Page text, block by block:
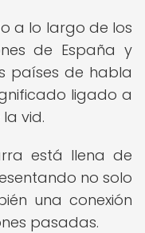
a lo largo de los
de España y
países de habla
ligado a
vid.
está llena de
no solo
una conexión
pasadas.